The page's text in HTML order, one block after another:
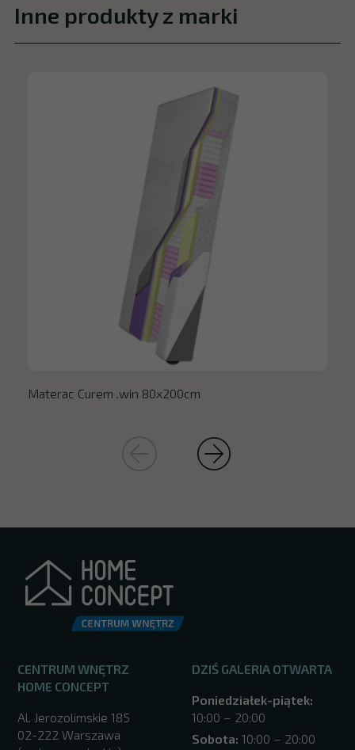
Inne produkty z marki
Materac Curem .win 80x200cm
CENTRUM WNĘTRZ
HOME CONCEPT
Al. Jerozolimskie 185
02-222 Warszawa
DZIŚ GALERIA OTWARTA
Poniedziałek-piątek:
10:00 – 20:00
Sobota: 10:00 – 20:00